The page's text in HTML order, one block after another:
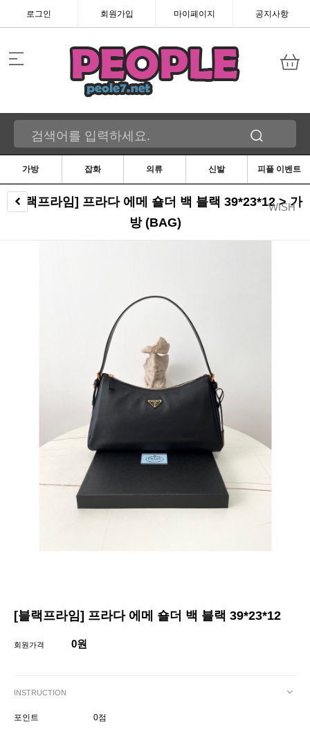
로그인 회원가입 마이페이지 공지사항
가방 잡화 의류 신발 피플 이벤트
[블랙프라임] 프라다 에메 숄더 백 블랙 39*23*12 > 가
방 (BAG)
[블랙프라임] 프라다 에메 숄더 백 블랙 39*23*12
회원가격 0원
INSTRUCTION
포인트
0점
WISH